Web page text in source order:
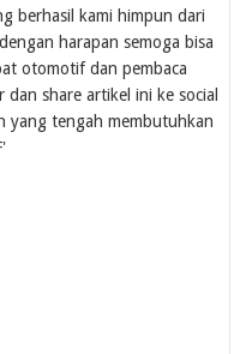
berhasil kami himpun dari
harapan semoga bisa
otomotif dan pembaca
share artikel ini ke social
yang tengah membutuhkan